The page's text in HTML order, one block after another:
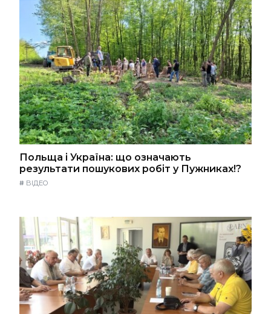
Польща і Україна: що означають
результати пошукових робіт у Пужниках!?
# ВІДЕО